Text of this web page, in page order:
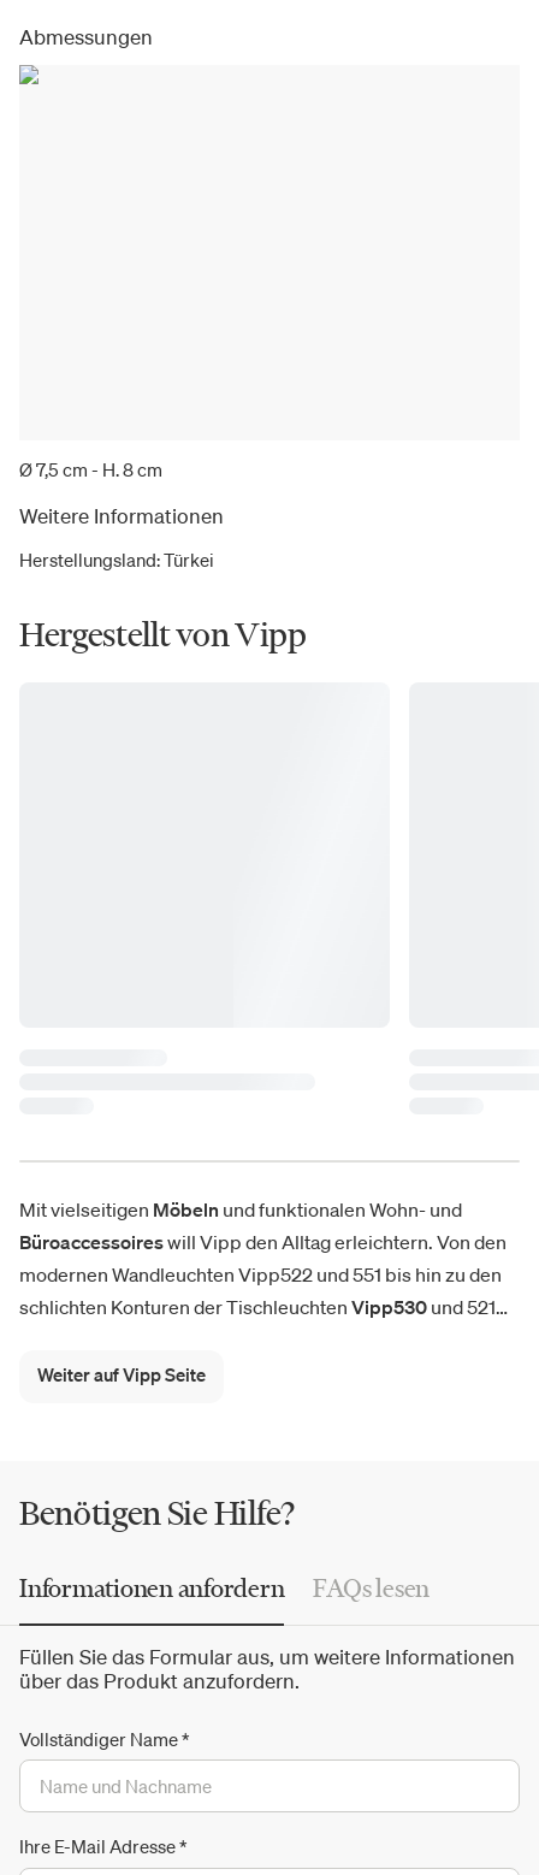
Abmessungen
Ø 7,5 cm - H. 8 cm
Weitere Informationen
Herstellungsland:Türkei
Hergestellt von Vipp
Mit vielseitigen Möbeln und funktionalen Wohn- und
Büroaccessoireswill Vipp den Alltag erleichtern. Von den
modernen Wandleuchten Vipp522 und 551 bis hin zu den
schlichten Konturen der Tischleuchten Vipp530 und 521
mit warmen, umhüllenden Lichtstreuungen. Die Marke
zum
Home Office mit dem Vipp452 Drehstuhl.
Weiter auf Vipp Seite
Benötigen Sie Hilfe?
Informationen anfordern FAQs lesen
Füllen Sie das Formular aus, um weitere Informationen
über das Produkt anzufordern.
Vollständiger Name*
Ihre E-Mail Adresse*